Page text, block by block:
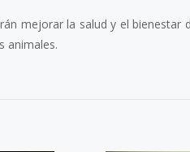
mejorar la salud y el
animales.